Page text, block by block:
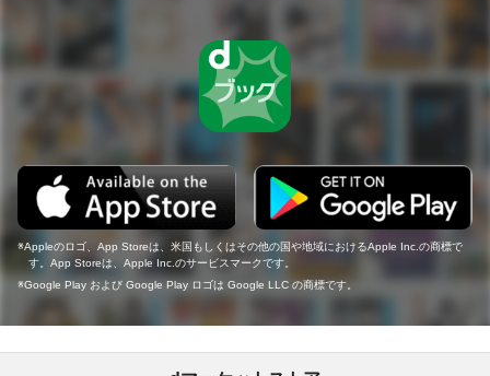
Appleのロゴ、App Storeは、米国もしくはその他の国や地域におけるApple Inc.の商標で
す。App Storeは、Apple Inc.のサービスマークです。
Google Play および Google Play ロゴは Google LLC の商標です。